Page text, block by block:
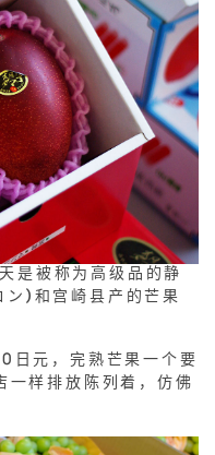
是被称为高级品的静
ン)和宫崎县产的芒果
日元，完熟芒果一个要
一样排放陈列着，仿佛